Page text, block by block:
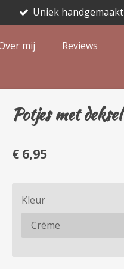
Uniek handgemaakt
mij Reviews
Potjes met deksel
€ 6,95
Kleur